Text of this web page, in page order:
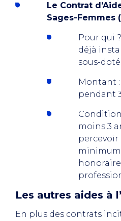
Le Contrat
Sages-Femmes
Pour qui
déjà
sous-
Montant
pendant
moins 3
percevoir
minimum
Les autres aides à
En plus des contrats